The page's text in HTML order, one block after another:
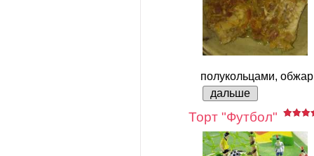
полукольцами,
дальше
Торт "Футбол"